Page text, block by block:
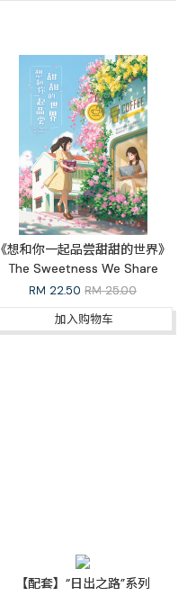
《想和你一起品尝甜甜的世界》
The Sweetness We Share
RM 22.50 RM 25.00
加入购物车
【配套】“日出之路”系列